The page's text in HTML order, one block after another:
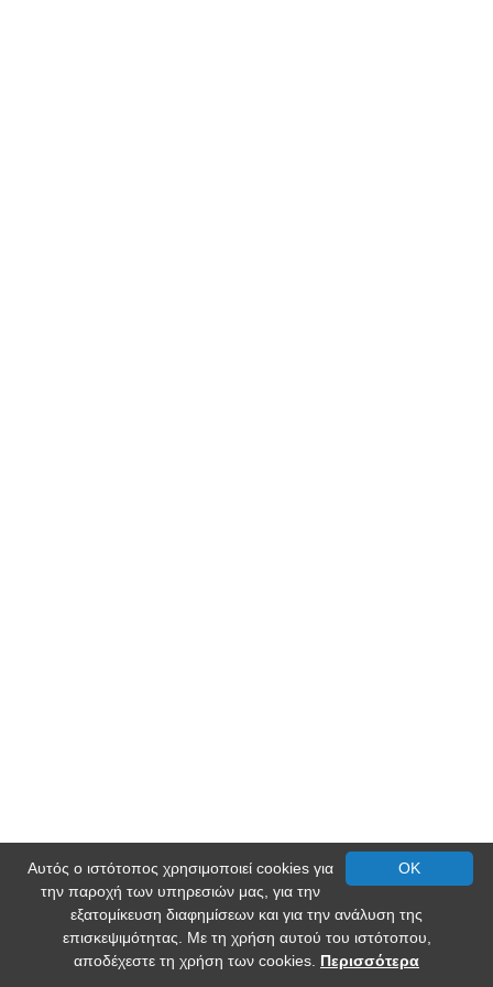
OK
Αυτός ο ιστότοπος χρησιμοποιεί cookies για
την παροχή των υπηρεσιών μας, για την
εξατομίκευση διαφημίσεων και για την ανάλυση της
επισκεψιμότητας. Με τη χρήση αυτού του ιστότοπου,
αποδέχεστε τη χρήση των cookies. Περισσότερα